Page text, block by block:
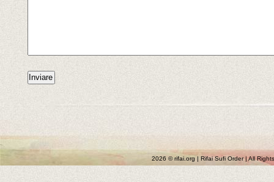
2026 © rifai.org | Rifai Sufi Order | All